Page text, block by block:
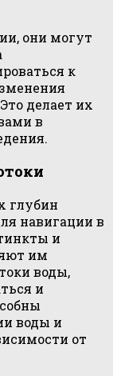
они могут
к
делает их
в
глубин
навигации в
и
им
воды,
и
воды и
от